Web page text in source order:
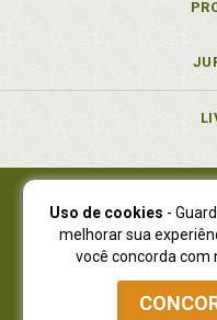
Juruá Editora
Juruá Informática
NOVO ENDEREÇO:R.
Curitiba -
Atendimento: (41) 4009-
Uso de cookies -
melhorar sua
você concorda com